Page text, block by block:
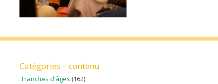
Catégories – contenu
Tranches d'âges (162)